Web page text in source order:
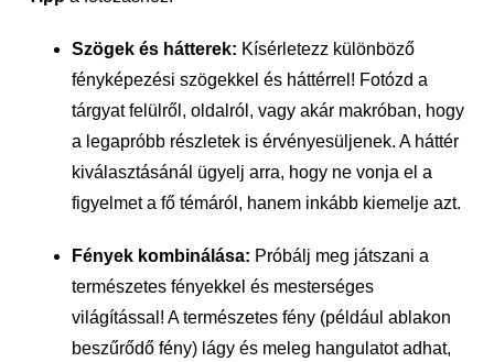
Szögek és hátterek: Kísérletezz különböző
fényképezési szögekkel és háttérrel! Fotózd a
tárgyat felülről, oldalról, vagy akár makróban, hogy
a legapróbb részletek is érvényesüljenek. A háttér
kiválasztásánál ügyelj arra, hogy ne vonja el a
figyelmet a fő témáról, hanem inkább kiemelje azt.
Fények kombinálása: Próbálj meg játszani a
természetes fényekkel és mesterséges
világítással! A természetes fény (például ablakon
beszűrődő fény) lágy és meleg hangulatot adhat,